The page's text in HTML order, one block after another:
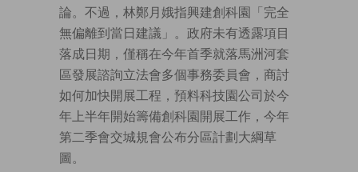
論。不過，林鄭月娥指興建創科園「完全
無偏離到當日建議」。政府未有透露項目
落成日期，僅稱在今年首季就落馬洲河套
區發展諮詢立法會多個事務委員會，商討
如何加快開展工程，預料科技園公司於今
年上半年開始籌備創科園開展工作，今年
第二季會交城規會公布分區計劃大綱草
圖。